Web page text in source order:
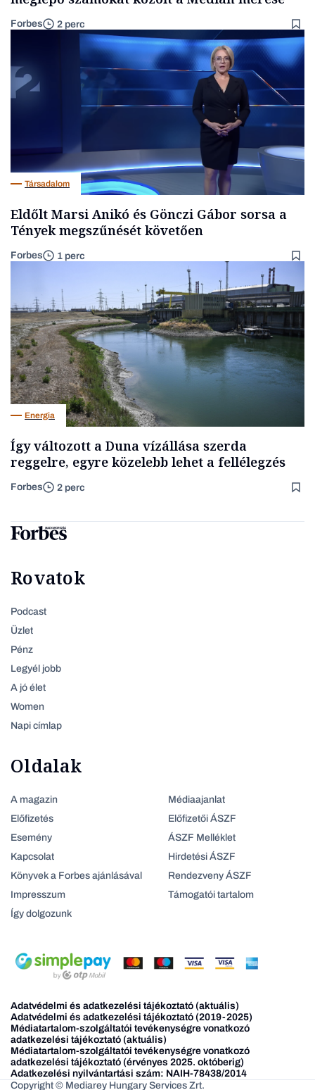
Forbes 2 perc
Társadalom
Eldőlt Marsi Anikó és Gönczi Gábor sorsa a
Tények megszűnését követően
Forbes 1 perc
Energia
Így változott a Duna vízállása szerda
reggelre, egyre közelebb lehet a fellélegzés
Forbes 2 perc
Rovatok
Podcast
Üzlet
Pénz
Legyél jobb
A jó élet
Women
Napi címlap
Oldalak
A magazin
Előfizetés
Esemény
Kapcsolat
Könyvek a Forbes ajánlásával
Impresszum
Így dolgozunk
Médiaajanlat
Előfizetői ÁSZF
ÁSZF Melléklet
Hirdetési ÁSZF
Rendezveny ÁSZF
Támogatói tartalom
Adatvédelmi és adatkezelési tájékoztató (aktuális)
Adatvédelmi és adatkezelési tájékoztató (2019-2025)
Médiatartalom-szolgáltatói tevékenységre vonatkozó
adatkezelési tájékoztató (aktuális)
Médiatartalom-szolgáltatói tevékenységre vonatkozó
adatkezelési tájékoztató (érvényes 2025. októberig)
Adatkezelési nyilvántartási szám: NAIH-78438/2014
Copyright © Mediarey Hungary Services Zrt.